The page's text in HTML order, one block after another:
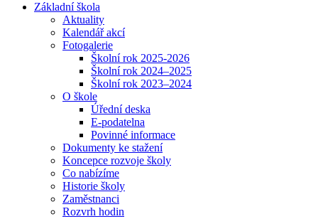
Základní škola
Aktuality
Kalendář akcí
Fotogalerie
Školní rok 2025-2026
Školní rok 2024–2025
Školní rok 2023–2024
O škole
Úřední deska
E-podatelna
Povinné informace
Dokumenty ke stažení
Koncepce rozvoje školy
Co nabízíme
Historie školy
Zaměstnanci
Rozvrh hodin